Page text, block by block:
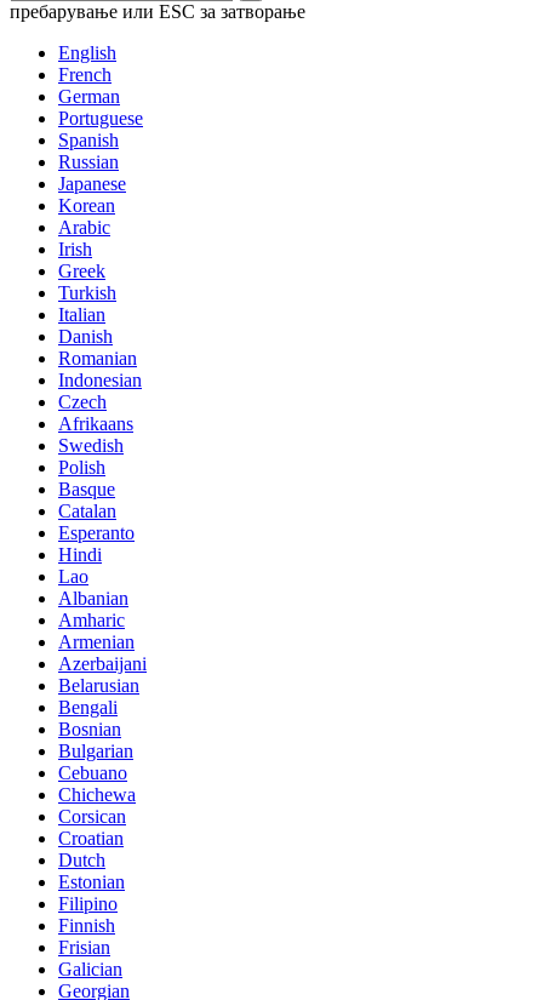
пребарување или ESC за затворање
English
French
German
Portuguese
Spanish
Russian
Japanese
Korean
Arabic
Irish
Greek
Turkish
Italian
Danish
Romanian
Indonesian
Czech
Afrikaans
Swedish
Polish
Basque
Catalan
Esperanto
Hindi
Lao
Albanian
Amharic
Armenian
Azerbaijani
Belarusian
Bengali
Bosnian
Bulgarian
Cebuano
Chichewa
Corsican
Croatian
Dutch
Estonian
Filipino
Finnish
Frisian
Galician
Georgian